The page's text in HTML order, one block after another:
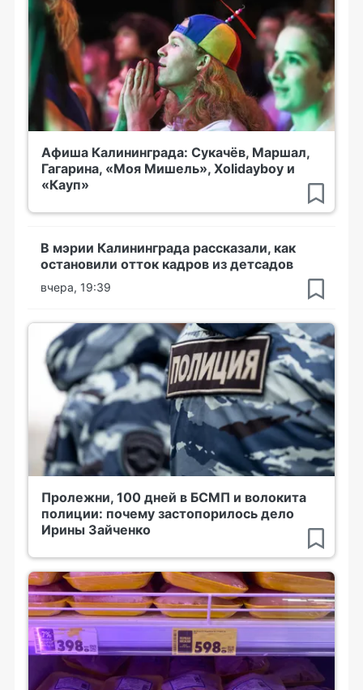
Афиша Калининграда: Сукачёв, Маршал,
Гагарина, «Моя Мишель», Xolidayboy и
«Кауп»
В мэрии Калининграда рассказали, как
остановили отток кадров из детсадов
вчера, 19:39
Пролежни, 100 дней в БСМП и волокита
полиции: почему застопорилось дело
Ирины Зайченко